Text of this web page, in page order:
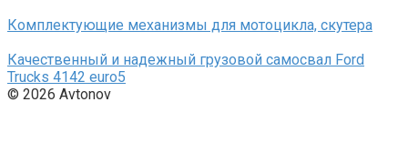
Комплектующие механизмы для мотоцикла, скутера
Качественный и надежный грузовой самосвал Ford
Trucks 4142 euro5
© 2026 Avtonov